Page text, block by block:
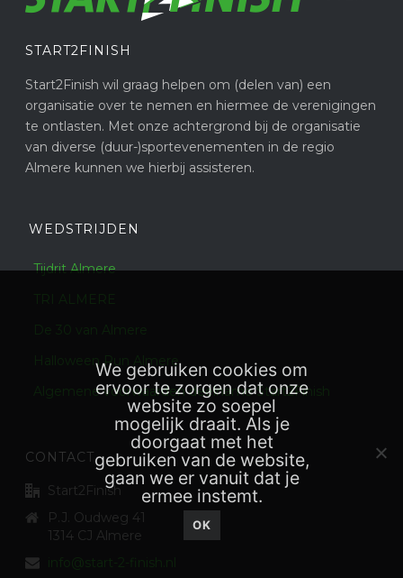
START2FINISH
Start2Finish wil graag helpen om (delen van) een
organisatie over te nemen en hiermee de verenigingen
te ontlasten. Met onze achtergrond bij de organisatie
van diverse (duur-)sportevenementen in de regio
Almere kunnen we hierbij assisteren.
WEDSTRIJDEN
Tijdrit Almere
TRI ALMERE
De 30 van Almere
Halloween Run Almere
Algemene voorwaarden deelname Start2Finish
CONTACT
Start2Finish
P.J. Oudweg 41
1314 CJ Almere
info@start-2-finish.nl
We gebruiken cookies om
ervoor te zorgen dat onze
website zo soepel
mogelijk draait. Als je
doorgaat met het
gebruiken van de website,
gaan we er vanuit dat je
ermee instemt.
OK